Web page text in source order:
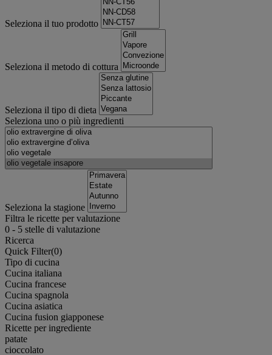
Seleziona il tuo prodotto
Seleziona il metodo di cottura
Seleziona il tipo di dieta
Seleziona uno o più ingredienti
Seleziona la stagione
Filtra le ricette per valutazione
0 - 5 stelle di valutazione
Ricerca
Quick Filter(0)
Tipo di cucina
Cucina italiana
Cucina francese
Cucina spagnola
Cucina asiatica
Cucina fusion giapponese
Ricette per ingrediente
patate
cioccolato